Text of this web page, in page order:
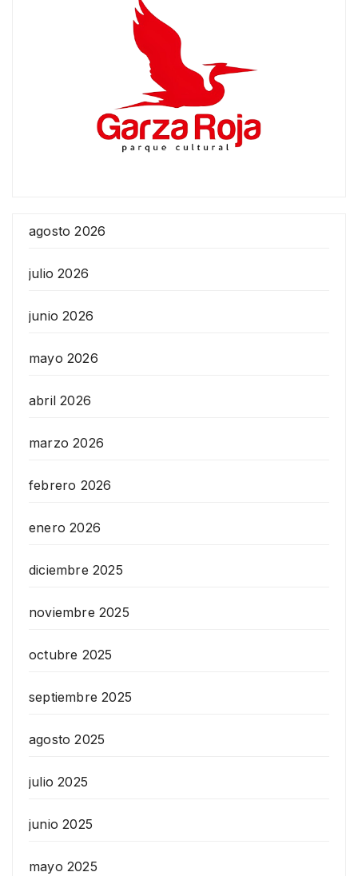
agosto 2026
julio 2026
junio 2026
mayo 2026
abril 2026
marzo 2026
febrero 2026
enero 2026
diciembre 2025
noviembre 2025
octubre 2025
septiembre 2025
agosto 2025
julio 2025
junio 2025
mayo 2025